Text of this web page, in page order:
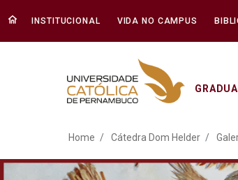
INSTITUCIONAL VIDA NO CAMPUS
ATO EM
Home Cátedra Dom Helder